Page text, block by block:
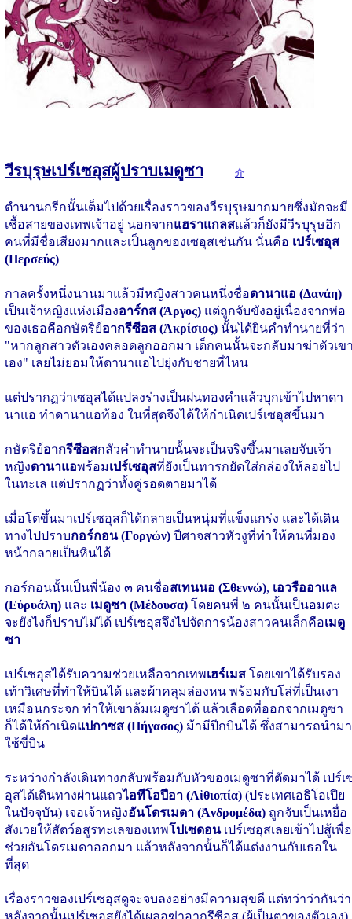
วีรบุรุษเปร์เซอุสผู้ปราบเมดูซา 介
ตำนานกรีกนั้นเต็มไปด้วยเรื่องราวของวีรบุรุษมากมายซึ่งมักจะมี
เชื้อสายของเทพเจ้าอยู่ นอกจากแฮราแกลสแล้วก็ยังมีวีรบุรุษอีก
คนที่มีชื่อเสียงมากและเป็นลูกของเซอุสเช่นกัน นั่นคือ เปร์เซอุส
(Περσεύς)
กาลครั้งหนึ่งนานมาแล้วมีหญิงสาวคนหนึ่งชื่อดานาแอ (Δανάη)
เป็นเจ้าหญิงแห่งเมืองอาร์กส (Άργος) แต่ถูกจับขังอยู่เนื่องจากพ่อ
ของเธอคือกษัตริย์อากรีซีอส (Ἀκρίσιος) นั้นได้ยินคำทำนายที่ว่า
"หากลูกสาวตัวเองคลอดลูกออกมา เด็กคนนั้นจะกลับมาฆ่าตัวเข
เอง" เลยไม่ยอมให้ดานาแอไปยุ่งกับชายที่ไหน
แต่ปรากฏว่าเซอุสได้แปลงร่างเป็นฝนทองคำแล้วบุกเข้าไปหาดา
นาแอ ทำดานาแอท้อง ในที่สุดจึงได้ให้กำเนิดเปร์เซอุสขึ้นมา
กษัตริย์อากรีซีอสกลัวคำทำนายนั้นจะเป็นจริงขึ้นมาเลยจับเจ้า
หญิงดานาแอพร้อมเปร์เซอุสที่ยังเป็นทารกยัดใส่กล่องให้ลอยไป
ในทะเล แต่ปรากฏว่าทั้งคู่รอดตายมาได้
เมื่อโตขึ้นมาเปร์เซอุสก็ได้กลายเป็นหนุ่มที่แข็งแกร่ง และได้เดิน
ทางไปปราบกอร์กอน (Γοργών) ปีศาจสาวหัวงูที่ทำให้คนที่มอง
หน้ากลายเป็นหินได้
กอร์กอนนั้นเป็นพี่น้อง ๓ คนชื่อสเทนนอ (Σθεννώ), เอวรืออาแล
(Εὐρυάλη) และ เมดูซา (Μέδουσα) โดยคนพี่ ๒ คนนั้นเป็นอมตะ
จะยังไงก็ปราบไม่ได้ เปร์เซอุสจึงไปจัดการน้องสาวคนเล็กคือเมดู
ซา
เปร์เซอุสได้รับความช่วยเหลือจากเทพเฮร์เมส โดยเขาได้รับรอง
เท้าวิเศษที่ทำให้บินได้ และผ้าคลุมล่องหน พร้อมกับโล่ที่เป็นเงา
เหมือนกระจก ทำให้เขาล้มเมดูซาได้ แล้วเลือดที่ออกจากเมดูซา
ก็ได้ให้กำเนิดแปกาซส (Πήγασος) ม้ามีปีกบินได้ ซึ่งสามารถนำมา
ใช้ขี่บิน
ระหว่างกำลังเดินทางกลับพร้อมกับหัวของเมดูซาที่ตัดมาได้ เปร์เ
อุสได้เดินทางผ่านแถวไอทีโอปีอา (Αἰθιοπία) (ประเทศเอธิโอเปีย
ในปัจจุบัน) เจอเจ้าหญิงอันโดรเมดา (Ἀνδρομέδα) ถูกจับเป็นเหยื่อ
สังเวยให้สัตว์อสูรทะเลของเทพโปเซดอนเปร์เซอุสเลยเข้าไปสู้เพื่อ
ช่วยอันโดรเมดาออกมา แล้วหลังจากนั้นก็ได้แต่งงานกับเธอใน
ที่สุด
เรื่องราวของเปร์เซอุสดูจะจบลงอย่างมีความสุขดี แต่ทว่าว่ากันว่า
หลังจากนั้นเปร์เซอุสยังได้เผลอฆ่าอากรีซีอส (ผู้เป็นตาของตัวเอง)